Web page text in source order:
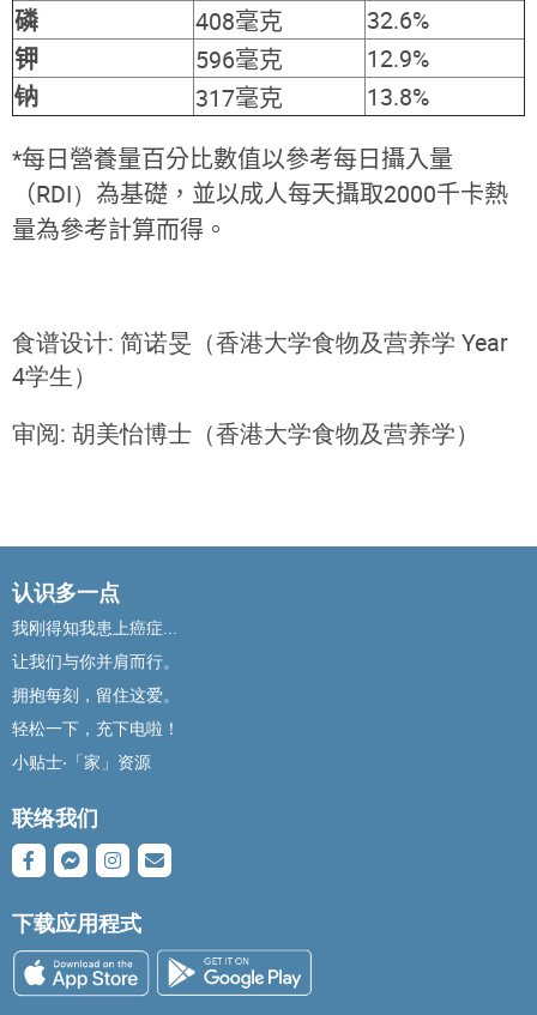
磷
408毫克
32.6%
钾
596毫克
12.9%
钠
317毫克
13.8%
*每日營養量百分比數值以參考每日攝入量
（RDI） 為基礎，並以成人每天攝取2000千卡熱
量為參考計算而得。
食谱设计: 简诺旻（香港大学食物及营养学 Year
4学生）
审阅: 胡美怡博士（香港大学食物及营养学）
认识多一点
我刚得知我患上癌症...
让我们与你并肩而行。
拥抱每刻，留住这爱。
轻松一下，充下电啦！
小贴士‧「家」资源
联络我们
下载应用程式